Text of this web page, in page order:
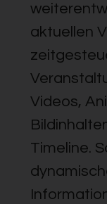
aktuellen
Videos,
Timeline.